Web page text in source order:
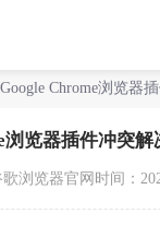
Chrome浏览器
浏览器插件冲突解
歌浏览器官网 时间：